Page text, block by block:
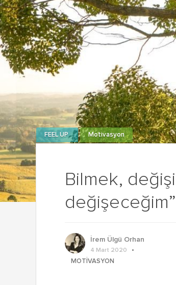
Bilmek,
FEEL UP Motivasyon
İrem Ülgü Orhan
4 Mart 2020
MOTIVASYON